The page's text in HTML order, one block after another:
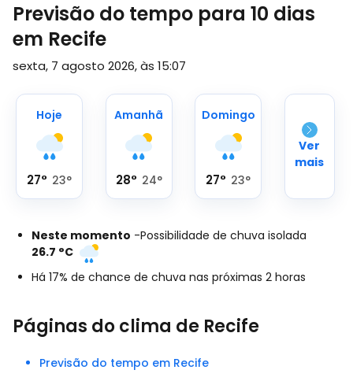
Previsão do tempo para 10 dias
em Recife
sexta, 7 agosto 2026, às 15:07
Hoje
27° 23°
Amanhã
28° 24°
Domingo
27° 23°
Ver
mais
Neste momento -Possibilidade de chuva isolada
26.7 °C
Há 17% de chance de chuva nas próximas 2 horas
Páginas do clima de Recife
Previsão do tempo em Recife